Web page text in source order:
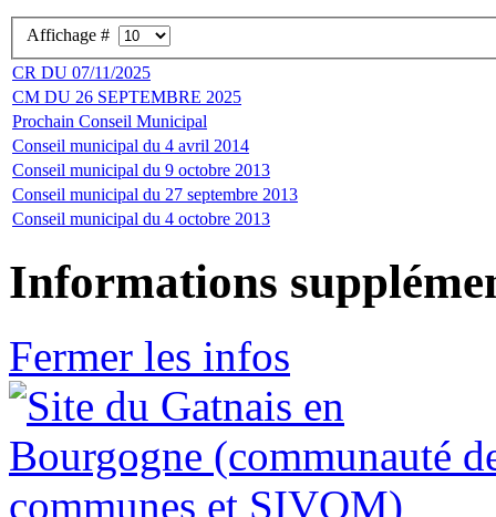
Affichage #
CR DU 07/11/2025
CM DU 26 SEPTEMBRE 2025
Prochain Conseil Municipal
Conseil municipal du 4 avril 2014
Conseil municipal du 9 octobre 2013
Conseil municipal du 27 septembre 2013
Conseil municipal du 4 octobre 2013
Informations
Fermer les infos